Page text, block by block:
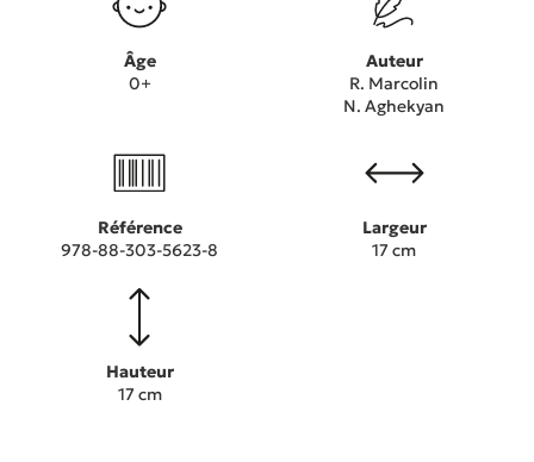
Âge
0+
Auteur
R. Marcolin
N. Aghekyan
Référence
978-88-303-5623-8
Largeur
17 cm
Hauteur
17 cm